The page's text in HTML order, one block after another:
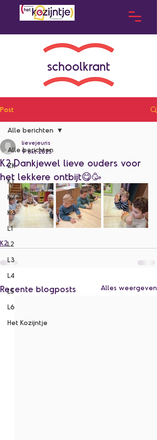
schoolkrant
Post
Alle berichten
ZK
K1
K2
K3
L1
L2
L3
L4
L5
L6
Het Kozijntje
Alle berichten
K2 Dankjewel lieve ouders voor
het lekkere ontbijt😋🥳
lievejeuris
9 okt 2025
K2
Recente blogposts Alles weergeven